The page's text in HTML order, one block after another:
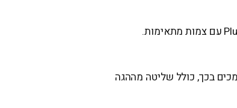
בכך, כולל שליטה מההגה